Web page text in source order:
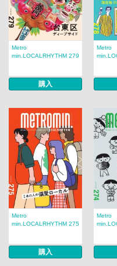
Metro
min.LOCALRHYTHM 279
購入
Metro
Metro
min.LOCALRHYTHM 275
購入
Metro